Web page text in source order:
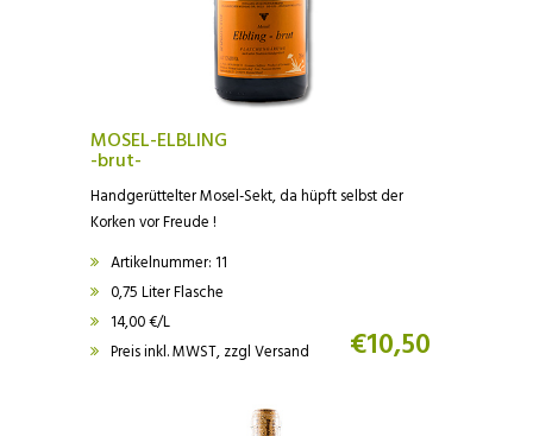
MOSEL-ELBLING
-brut-
Handgerüttelter Mosel-Sekt, da hüpft selbst der
Korken vor Freude !
Artikelnummer: 11
0,75 Liter Flasche
14,00 €/L
Preis inkl. MWST, zzgl Versand
€10,50